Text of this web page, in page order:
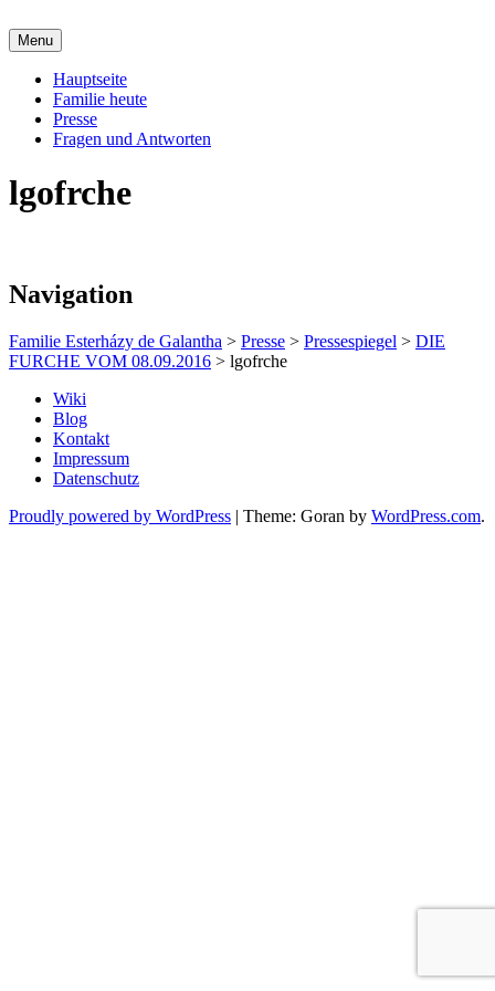
to
content
Familie Esterházy de Galantha
Galantha
Menu
Hauptseite
Familie heute
Presse
Fragen und Antworten
lgofrche
Navigation
Familie Esterházy de Galantha > Presse > Pressespiegel > DIE
FURCHE VOM 08.09.2016 > lgofrche
Wiki
Blog
Kontakt
Impressum
Datenschutz
Proudly powered by WordPress | Theme: Goran by WordPress.com.